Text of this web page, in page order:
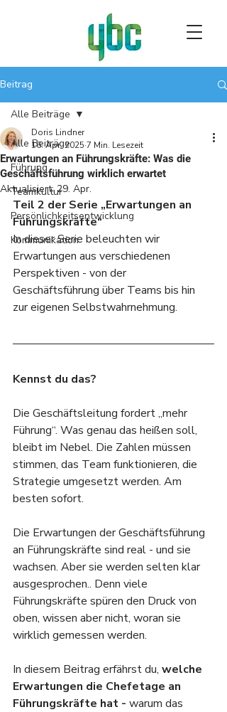
Beitrag
Alle Beiträge
Führung
Teamkultur
Persönlichkeitsentwicklung
Kommunikation
Alle Beiträge
Erwartungen an Führungskräfte: Was die
Geschäftsführung wirklich erwartet
Doris Lindner
16. Apr. 2025 7 Min. Lesezeit
Aktualisiert:29. Apr.
Teil 2 der Serie „Erwartungen an
Führungskräfte“
In dieser Serie beleuchten wir
Erwartungen aus verschiedenen
Perspektiven - von der
Geschäftsführung über Teams bis hin
zur eigenen Selbstwahrnehmung.
Kennst du das?
Die Geschäftsleitung fordert „mehr
Führung“. Was genau das heißen soll,
bleibt im Nebel. Die Zahlen müssen
stimmen, das Team funktionieren, die
Strategie umgesetzt werden. Am
besten sofort.
Die Erwartungen der Geschäftsführung
an Führungskräfte sind real - und sie
wachsen. Aber sie werden selten klar
ausgesprochen.. Denn viele
Führungskräfte spüren den Druck von
oben, wissen aber nicht, woran sie
wirklich gemessen werden.
In diesem Beitrag erfährst du, welche
Erwartungen die Chefetage an
Führungskräfte hat - warum das